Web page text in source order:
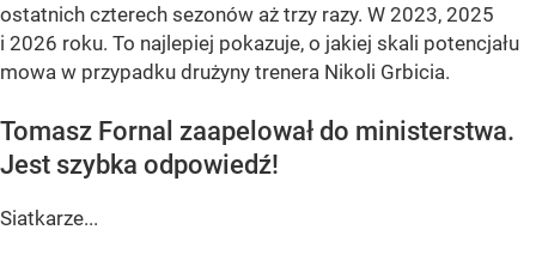
ostatnich czterech sezonów aż trzy razy. W 2023, 2025
i 2026 roku. To najlepiej pokazuje, o jakiej skali potencjału
mowa w przypadku drużyny trenera Nikoli Grbicia.
Tomasz Fornal zaapelował do ministerstwa.
Jest szybka odpowiedź!
Siatkarze...